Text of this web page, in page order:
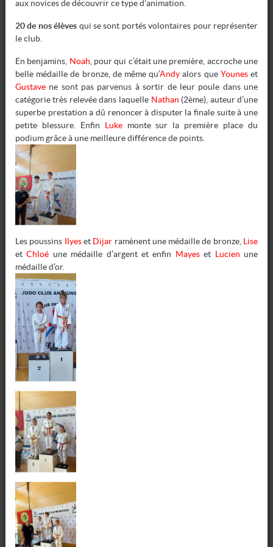
internet pour répondre à l’obligation légale de
publicité.
Données de connexion : Le site internet collecte et
permettre de l’améliorer.
Données professionnelles : Le site internet est
susceptible de publier les informations
professionnelles de la fédération, de votre club ou
des ligues associées.
Le site internet ne transfère pas vos données à caractère
personnel en dehors des territoires européens.
3. Destinataires des données
Sont destinataires de données :
La FFJDA en tant qu’administratrice du site
internet et coéditrice de ses contenus ;
Votre club en tant gestionnaire de sa propre
newsletter et coéditeur des contenus.
La FFJDA et le Club veillent à ce que seules les personnes
habilitées et autorisées puissent avoir accès à ces données.
Certains prestataires de services ou partenaires peuvent être
destinataires de ces données pour réaliser les prestations
(par exemple, le prestataire de maintenance de l’application
et d’hébergement des données doit pouvoir vérifier
régulièrement que les données restent lisibles et utiles).
4. Durée de conservation des données
Vos données sont conservées conformément à la durée
légale.
5. Sécurité
Les mesures de sécurité sont mises en œuvre conformément
de la PSSI de l’Etat.
6. Vos droits sur les données vous concernant
Vous pouvez accéder et obtenir copie des données vous
concernant, les faire rectifier ou vous opposer au traitement
de vos données pour des raisons tenant à votre situation
aux novices de découvrir ce type d’animation.
20 de nos élèves qui se sont portés volontaires pour représenter
le club.
En benjamins, Noah , pour qui c’était une première, accroche une
belle médaille de bronze, de même qu’Andy alors que Youneset
Gustave ne sont pas parvenus à sortir de leur poule dans une
catégorie très relevée dans laquelle Nathan (2ème), auteur d’une
superbe prestation a dû renoncer à disputer la finale suite à une
petite blessure. Enfin Luke monte sur la première place du
podium grâce à une meilleure différence de points.
Les poussins Ilyeset Dijar ramènent une médaille de bronze, Lise
etChloé une médaille d’argent et enfin Mayeset Lucienune
médaille d’or.